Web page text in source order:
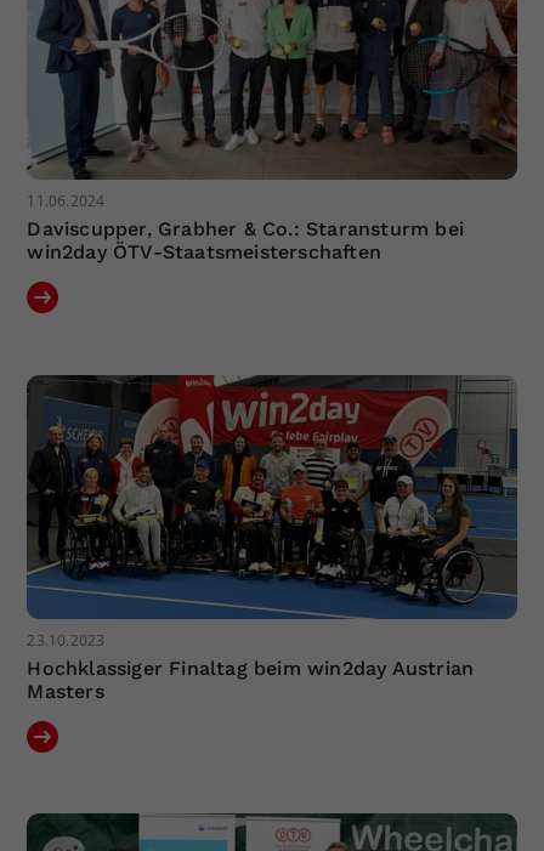
11.06.2024
Daviscupper, Grabher & Co.: Staransturm bei
win2day ÖTV-Staatsmeisterschaften
23.10.2023
Hochklassiger Finaltag beim win2day Austrian
Masters